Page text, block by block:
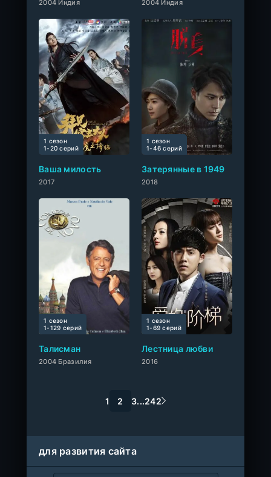
2004 Индия 2004 Индия
Ваша милость
2017
1 сезон
1-20 cерий
Затерянные в 1949
2018
1 сезон
1-46 cерий
Талисман
2004 Бразилия
1 сезон
1-129 cерий
Лестница любви
2016
1 сезон
1-69 cерий
1 2 3...242
для развития сайта